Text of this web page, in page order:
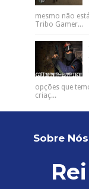
mesmo não
Tribo Gamer...
opções que
criaç...
Sobre Nós